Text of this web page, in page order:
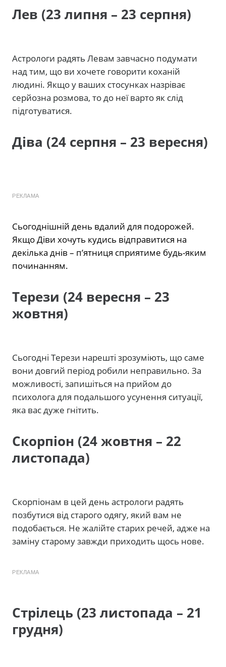
Лев (23 липня – 23 серпня)
Астрологи радять Левам завчасно подумати
над тим, що ви хочете говорити коханій
людині. Якщо у ваших стосунках назріває
серйозна розмова, то до неї варто як слід
підготуватися.
Діва (24 серпня – 23 вересня)
РЕКЛАМА
Сьогоднішній день вдалий для подорожей.
Якщо Діви хочуть кудись відправитися на
декілька днів – п’ятниця сприятиме будь-яким
починанням.
Терези (24 вересня – 23
жовтня)
Сьогодні Терези нарешті зрозуміють, що саме
вони довгий період робили неправильно. За
можливості, запишіться на прийом до
психолога для подальшого усунення ситуації,
яка вас дуже гнітить.
Скорпіон (24 жовтня – 22
листопада)
Скорпіонам в цей день астрологи радять
позбутися від старого одягу, який вам не
подобається. Не жалійте старих речей, адже на
заміну старому завжди приходить щось нове.
РЕКЛАМА
Стрілець (23 листопада – 21
грудня)